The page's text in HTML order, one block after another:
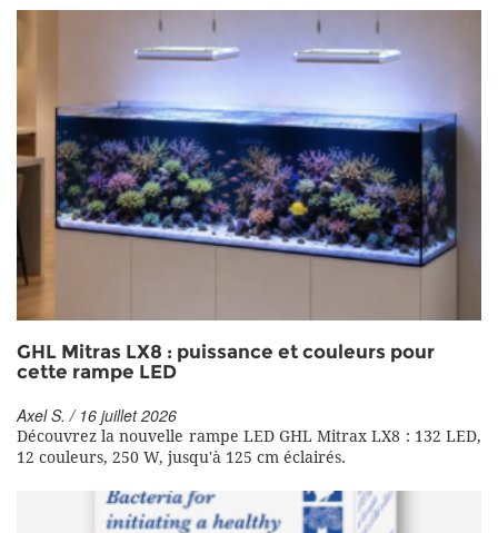
GHL Mitras LX8 : puissance et couleurs pour
cette rampe LED
Axel S. / 16 juillet 2026
Découvrez la nouvelle rampe LED GHL Mitrax LX8 : 132 LED,
12 couleurs, 250 W, jusqu'à 125 cm éclairés.